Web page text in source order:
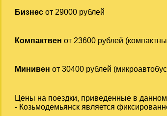
Бизнесот 29000 рублей
Компактвен от 23600 рублей
Минивен от 30400 рублей
Цены на поездки, приведенные в
- Козьмодемьянск является